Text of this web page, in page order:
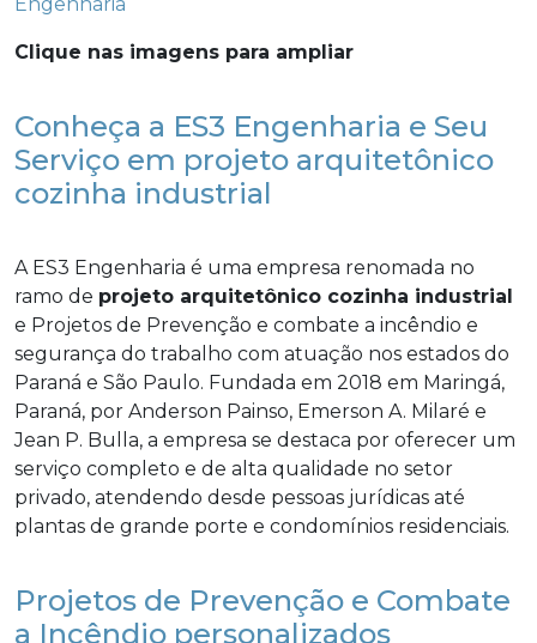
Clique nas imagens para ampliar
Conheça a ES3 Engenharia e Seu
Serviço em projeto arquitetônico
cozinha industrial
A ES3 Engenharia é uma empresa renomada no
ramo de projeto arquitetônico cozinha industrial
e Projetos de Prevenção e combate a incêndio e
segurança do trabalho com atuação nos estados do
Paraná e São Paulo. Fundada em 2018 em Maringá,
Paraná, por Anderson Painso, Emerson A. Milaré e
Jean P. Bulla, a empresa se destaca por oferecer um
serviço completo e de alta qualidade no setor
privado, atendendo desde pessoas jurídicas até
plantas de grande porte e condomínios residenciais.
Projetos de Prevenção e Combate
a Incêndio personalizados